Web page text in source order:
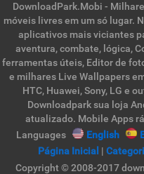
DownloadPark.Mobi -
móveis livres em um só lugar.
aplicativos mais viciantes
aventura, combate, lógica,
ferramentas úteis, Editor de
e milhares Live Wallpapers
HTC, Huawei, Sony, LG e
Downloadpark sua loja
atualizado. Mobile Apps
Languages
English
Página Inicial |
Copyright © 2008-2017